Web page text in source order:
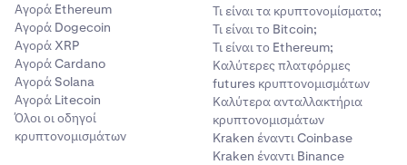
Αγορά Ethereum
Αγορά Dogecoin
Αγορά XRP
Αγορά Cardano
Αγορά Solana
Αγορά Litecoin
Όλοι οι οδηγοί
κρυπτονομισμάτων
Τι είναι τα κρυπτονομίσματα;
Τι είναι το Bitcoin;
Τι είναι το Ethereum;
Καλύτερες πλατφόρμες
futures κρυπτονομισμάτων
Καλύτερα ανταλλακτήρια
κρυπτονομισμάτων
Kraken έναντι Coinbase
Kraken έναντι Binance